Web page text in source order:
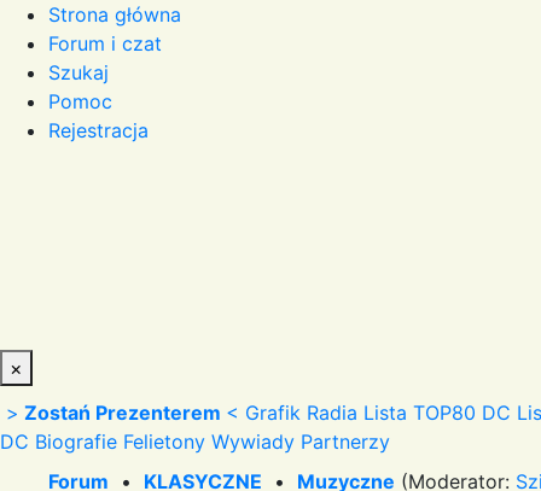
Strona główna
Forum i czat
Szukaj
Pomoc
Rejestracja
×
> Zostań Prezenterem < Grafik Radia Lista TOP80 DC
DC Biografie Felietony Wywiady Partnerzy
Forum • KLASYCZNE • Muzyczne (Moderator: